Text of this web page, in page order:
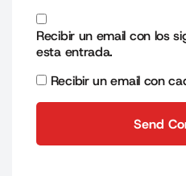
Recibir un email con los
esta entrada.
Recibir un email con
Send